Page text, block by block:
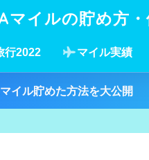
イルの貯め方
行2022 マイル実績
イル貯めた方法を大公開